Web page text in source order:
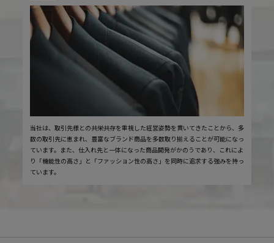
当社は、取引先様との共栄共存を重視した経営姿勢を貫いてきたことから、多
数の取引先に恵まれ、豊富なブランド商品を多数取り揃えることが可能になっ
ています。また、仕入れ先と一体になった商品開発がかのうであり、これによ
り「機能性の高さ」と「ファッション性の高さ」を同時に追求する強みを持っ
ています。